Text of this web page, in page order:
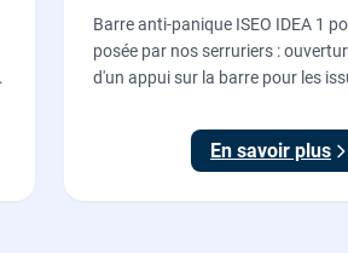
Barre anti-panique ISEO IDEA 1
posée par nos serruriers :
d'un appui sur la barre pour les
En savoir plus